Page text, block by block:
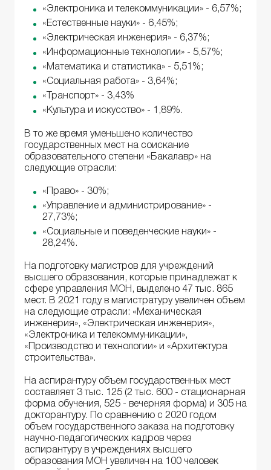
«Электроника и телекоммуникации» - 6,57%;
«Естественные науки» - 6,45%;
«Электрическая инженерия» - 6,37%;
«Информационные технологии» - 5,57%;
«Математика и статистика» - 5,51%;
«Социальная работа» - 3,64%;
«Транспорт» - 3,43%
«Культура и искусство» - 1,89%.
В то же время уменьшено количество
государственных мест на соискание
образовательного степени «Бакалавр» на
следующие отрасли:
«Право» - 30%;
«Управление и администрирование» -
27,73%;
«Социальные и поведенческие науки» -
28,24%.
На подготовку магистров для учреждений
высшего образования, которые принадлежат к
сфере управления МОН, выделено 47 тыс. 865
мест. В 2021 году в магистратуру увеличен объем
на следующие отрасли: «Механическая
инженерия», «Электрическая инженерия»,
«Электроника и телекоммуникации»,
«Производство и технологии» и «Архитектура
строительства».
На аспирантуру объем государственных мест
составляет 3 тыс. 125 (2 тыс. 600 - стационарная
форма обучения, 525 - вечерняя форма) и 305 на
докторантуру. По сравнению с 2020 годом
объем государственного заказа на подготовку
научно-педагогических кадров через
аспирантуру в учреждениях высшего
образования МОН увеличен на 100 человек